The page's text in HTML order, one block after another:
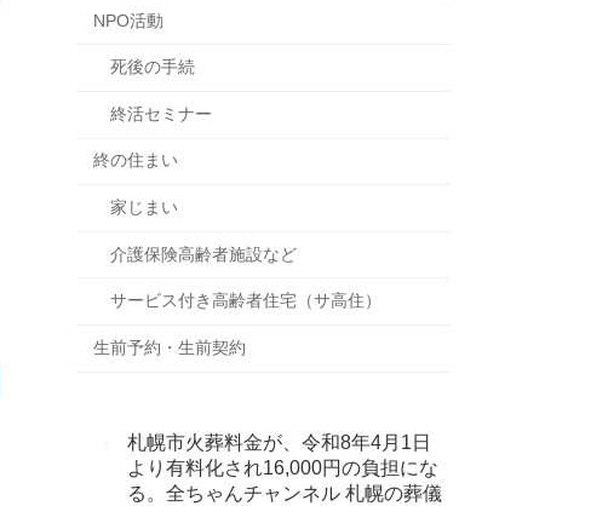
NPO活動
死後の手続
終活セミナー
終の住まい
家じまい
介護保険高齢者施設など
サービス付き高齢者住宅（サ高住）
生前予約・生前契約
札幌市火葬料金が、令和8年4月1日
より有料化され16,000円の負担にな
る。全ちゃんチャンネル 札幌の葬儀